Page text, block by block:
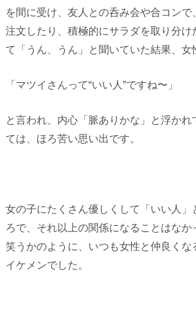
を間に受け、友人との呑み会や合コン
注文したり、積極的にサラダを取り分け
て「うん、うん」と聞いていた結果、女
「マツイさんって“いい人”ですね〜」
と言われ、内心「脈ありかな」と浮かれ
ては、ほろ苦い思い出です。
女の子にたくさん優しくして「いい人」
ろで、それ以上の関係になることはなか
笑うかのように、いつも女性と仲良くな
イケメンでした。